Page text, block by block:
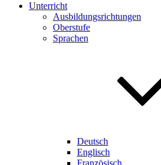
Unterricht
Ausbildungsrichtungen
Oberstufe
Sprachen
Deutsch
Englisch
Französisch